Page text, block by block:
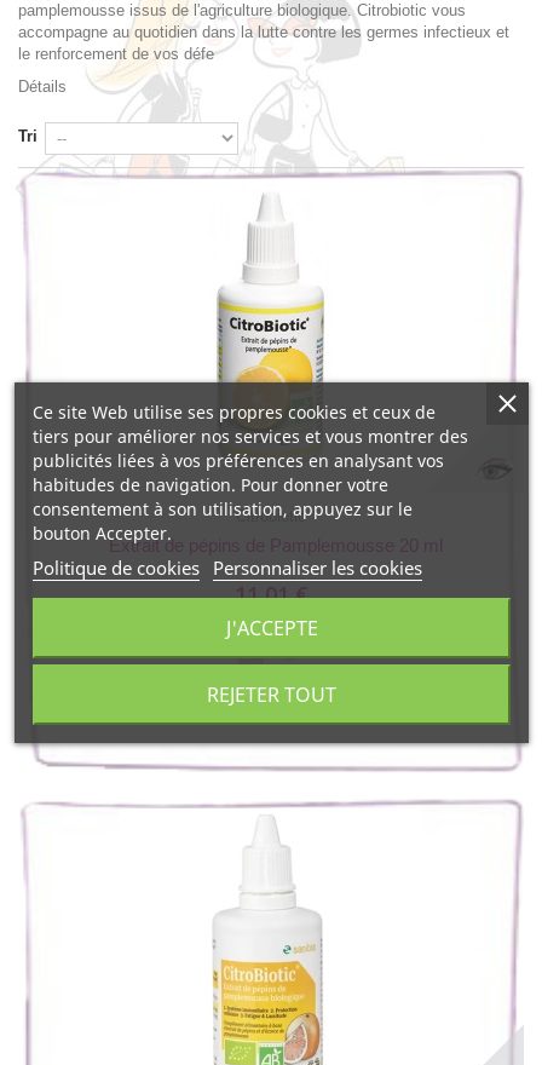
pamplemousse issus de l'agriculture biologique. Citrobiotic vous
accompagne au quotidien dans la lutte contre les germes infectieux et
le renforcement de vos défe
Détails
Tri
Citrobiotic
Extrait de pépins de Pamplemousse 20 ml
11,01 €
Ce site Web utilise ses propres cookies et ceux de
tiers pour améliorer nos services et vous montrer des
publicités liées à vos préférences en analysant vos
habitudes de navigation. Pour donner votre
consentement à son utilisation, appuyez sur le
bouton Accepter.
Politique de cookies Personnaliser les cookies
REJETER TOUT
J'ACCEPTE